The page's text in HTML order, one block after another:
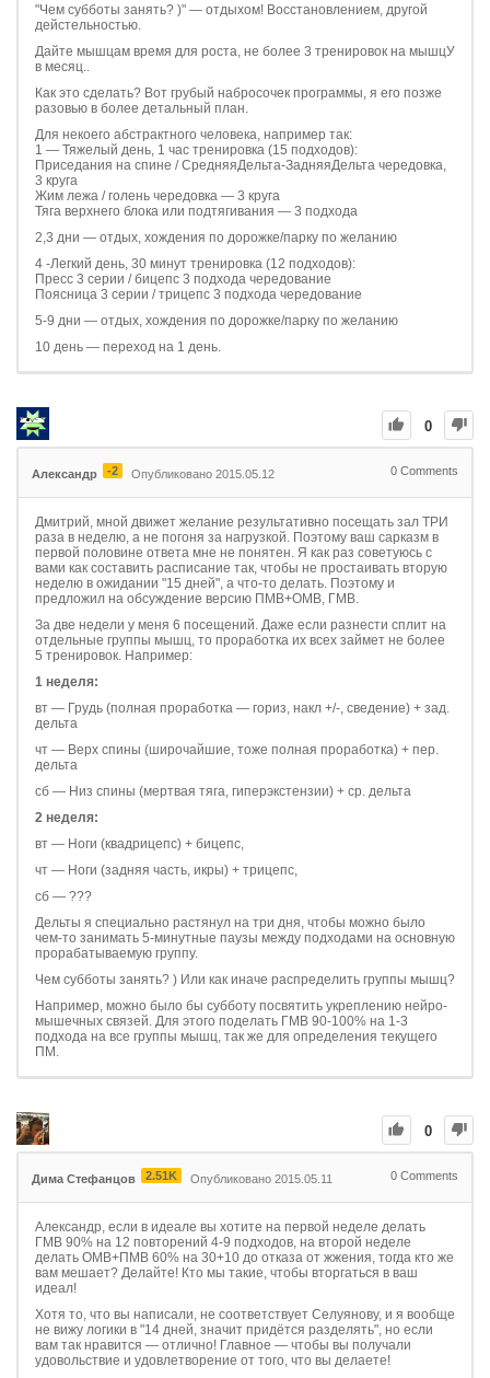
"Чем субботы занять? )" — отдыхом! Восстановлением, другой
дейстельностью.
Дайте мышцам время для роста, не более 3 тренировок на мышцУ
в месяц..
Как это сделать? Вот грубый набросочек программы, я его позже
разовью в более детальный план.
Для некоего абстрактного человека, например так:
1 — Тяжелый день, 1 час тренировка (15 подходов):
Приседания на спине / СредняяДельта-ЗадняяДельта чередовка,
3 круга
Жим лежа / голень чередовка — 3 круга
Тяга верхнего блока или подтягивания — 3 подхода
2,3 дни — отдых, хождения по дорожке/парку по желанию
4 -Легкий день, 30 минут тренировка (12 подходов):
Пресс 3 серии / бицепс 3 подхода чередование
Поясница 3 серии / трицепс 3 подхода чередование
5-9 дни — отдых, хождения по дорожке/парку по желанию
10 день — переход на 1 день.
0
Александр -2 Опубликовано 2015.05.12 0 Comments
Дмитрий, мной движет желание результативно посещать зал ТРИ
раза в неделю, а не погоня за нагрузкой. Поэтому ваш сарказм в
первой половине ответа мне не понятен. Я как раз советуюсь с
вами как составить расписание так, чтобы не простаивать вторую
неделю в ожидании "15 дней", а что-то делать. Поэтому и
предложил на обсуждение версию ПМВ+ОМВ, ГМВ.
За две недели у меня 6 посещений. Даже если разнести сплит на
отдельные группы мышц, то проработка их всех займет не более
5 тренировок. Например:
1 неделя:
вт — Грудь (полная проработка — гориз, накл +/-, сведение) + зад.
дельта
чт — Верх спины (широчайшие, тоже полная проработка) + пер.
дельта
сб — Низ спины (мертвая тяга, гиперэкстензии) + ср. дельта
2 неделя:
вт — Ноги (квадрицепс) + бицепс,
чт — Ноги (задняя часть, икры) + трицепс,
сб — ???
Дельты я специально растянул на три дня, чтобы можно было
чем-то занимать 5-минутные паузы между подходами на основную
прорабатываемую группу.
Чем субботы занять? ) Или как иначе распределить группы мышц?
Например, можно было бы субботу посвятить укреплению нейро-
мышечных связей. Для этого поделать ГМВ 90-100% на 1-3
подхода на все группы мышц, так же для определения текущего
ПМ.
0
Дима Стефанцов 2.51K Опубликовано 2015.05.11 0 Comments
Александр, если в идеале вы хотите на первой неделе делать
ГМВ 90% на 12 повторений 4-9 подходов, на второй неделе
делать ОМВ+ПМВ 60% на 30+10 до отказа от жжения, тогда кто же
вам мешает? Делайте! Кто мы такие, чтобы вторгаться в ваш
идеал!
Хотя то, что вы написали, не соответствует Селуянову, и я вообще
не вижу логики в "14 дней, значит придётся разделять", но если
вам так нравится — отлично! Главное — чтобы вы получали
удовольствие и удовлетворение от того, что вы делаете!